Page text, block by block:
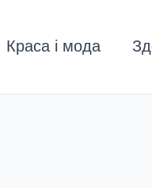
Краса і мода